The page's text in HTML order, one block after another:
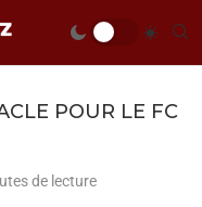
POUR LE FC
de lecture